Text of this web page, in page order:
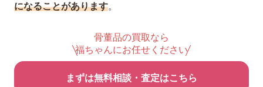
になることがあります。
骨董品の買取なら
福ちゃんにお任せください
まずは無料相談・査定はこちら